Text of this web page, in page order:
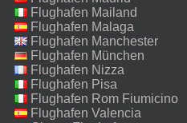
Flughafen Mailand
Malpensa
Flughafen Malaga
Flughafen Manchester
Flughafen München
Flughafen Nizza
Flughafen Pisa
Flughafen Rom Fiumicino
Flughafen Valencia